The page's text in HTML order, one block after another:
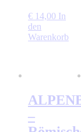
€ 14,00 In
den
Warenkorb
–